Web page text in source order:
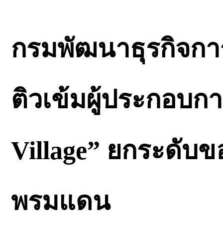
กรมพัฒนาธุรกิจกา
ติวเข้มผู้ประกอบก
Village” ยกระดับ
พรมแดน